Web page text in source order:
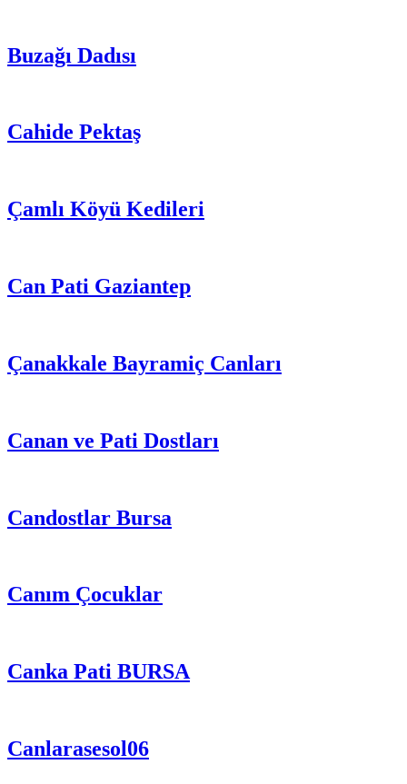
Buzağı Dadısı
Cahide Pektaş
Çamlı Köyü Kedileri
Can Pati Gaziantep
Çanakkale Bayramiç Canları
Canan ve Pati Dostları
Candostlar Bursa
Canım Çocuklar
Canka Pati BURSA
Canlarasesol06